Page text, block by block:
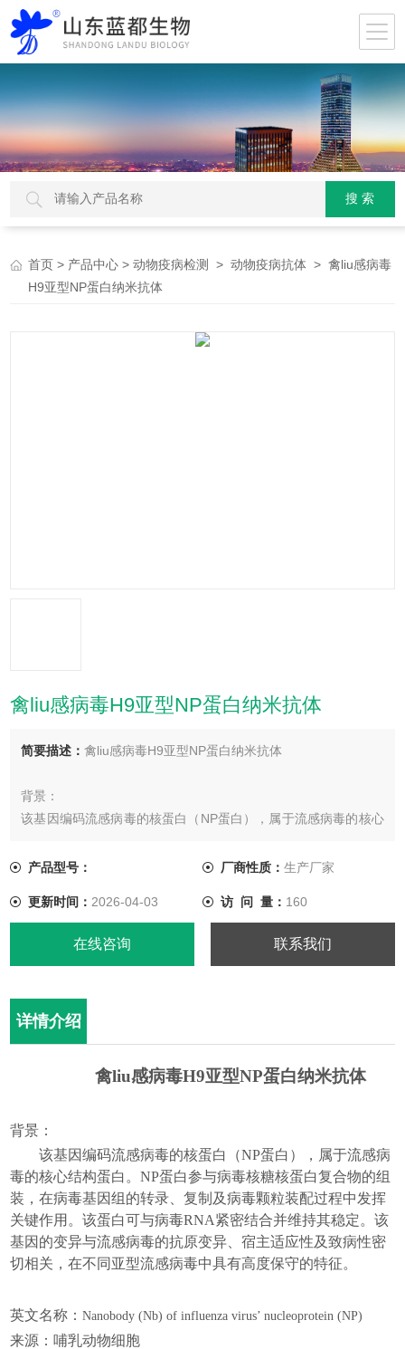
首页 > 产品中心 >动物疫病检测 >动物疫病抗体 > 禽liu感病毒
H9亚型NP蛋白纳米抗体
禽liu感病毒H9亚型NP蛋白纳米抗体
简要描述：禽liu感病毒H9亚型NP蛋白纳米抗体
背景：
该基因编码流感病毒的核蛋白（NP蛋白），属于流感病毒的核心
因组的转录、复制及病毒颗粒装配过程中发挥关键作用。该蛋白
的抗原变异、宿主适应性及致病性密切相关，在不同亚型流感病
产品型号： 厂商性质： 生产厂家
更新时间： 2026-04-03 访 问 量： 160
在线咨询 联系我们
详情介绍
禽liu感病毒H9亚型NP蛋白纳米抗体
背景：
该基因编码流感病毒的核蛋白（NP蛋白）
，属于流感病
毒的核心结构蛋白。NP蛋白参与病毒核糖核蛋白复合物的组
装，在病毒基因组的转录、复制及病毒颗粒装配过程中发挥
关键作用。该蛋白可与病毒RNA紧密结合并维持其稳定。该
基因的变异与流感病毒的抗原变异、宿主适应性及致病性密
切相关，在不同亚型流感病毒中具有高度保守的特征。
英文名称：Nanobody (Nb) of influenza virus’ nucleoprotein (NP)
来源 ：哺乳动物细胞